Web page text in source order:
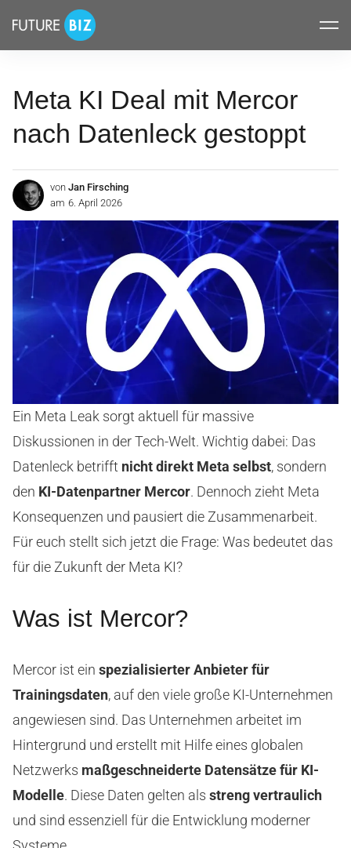
überspringen
FUTUREBIZ
Meta KI Deal mit Mercor
nach Datenleck gestoppt
von Jan Firsching
am 6. April 2026
Ein Meta Leak sorgt aktuell für massive
Diskussionen in der Tech-Welt. Wichtig dabei: Das
Datenleck betrifft nicht direkt Meta selbst, sondern
den KI-Datenpartner Mercor. Dennoch zieht Meta
Konsequenzen und pausiert die Zusammenarbeit.
Für euch stellt sich jetzt die Frage: Was bedeutet das
für die Zukunft der Meta KI?
Was ist Mercor?
Mercor ist ein spezialisierter Anbieter für
Trainingsdaten, auf den viele große KI-Unternehmen
angewiesen sind. Das Unternehmen arbeitet im
Hintergrund und erstellt mit Hilfe eines globalen
Netzwerks maßgeschneiderte Datensätze für KI-
Modelle. Diese Daten gelten als streng vertraulich
und sind essenziell für die Entwicklung moderner